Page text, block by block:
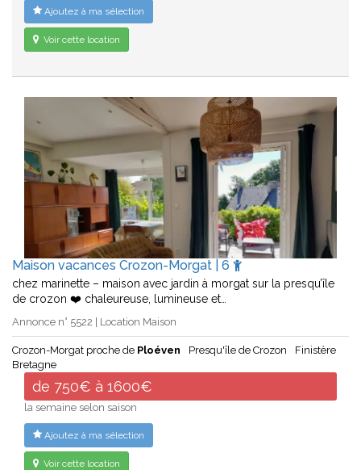
Ajoutez à ma sélection
Voir cette location
Maison vacances Crozon-Morgat | 6
chez marinette – maison avec jardin à morgat sur la presqu’île
de crozon ❤️ chaleureuse, lumineuse et…
Annonce n° 5522 | Location Maison
Crozon-Morgat proche de Ploéven Presqu'île de Crozon
Finistère
Bretagne
de 750€ à 1600€
la semaine selon saison
Ajoutez à ma sélection
Voir cette location